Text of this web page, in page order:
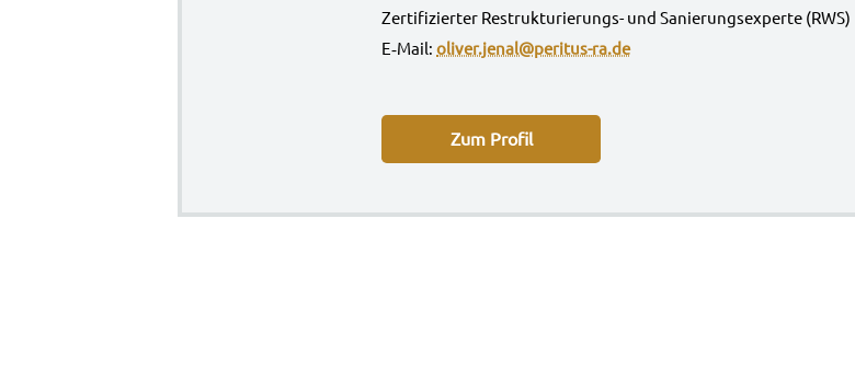
Zer­ti­fi­zier­ter Restrukturierungs- und Sanie­rungs­exper­te (RWS)
E‑Mail:oliver.jenal@peritus-ra.de
Zum Pro­fil